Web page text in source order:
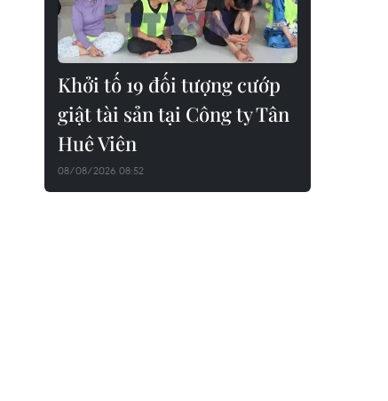
Khởi tố 19 đối tượng cướp
giật tài sản tại Công ty Tân
Huê Viên
08/08/2026 08:52